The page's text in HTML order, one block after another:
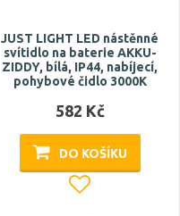
JUST LIGHT LED nástěnné
svítidlo na baterie AKKU-
ZIDDY, bílá, IP44, nabíjecí,
pohybové čidlo 3000K
582 Kč
DO KOŠÍKU